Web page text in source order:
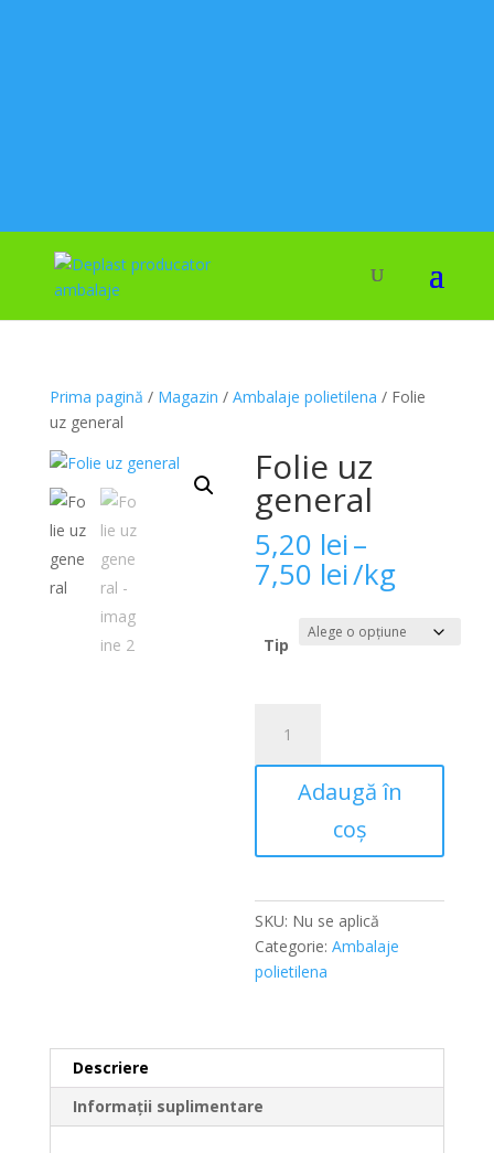
Prima pagină / Magazin / Ambalaje polietilena / Folie
uz general
Folie uz
general
5,20 lei–
7,50 leiInterval
de
prețuri:
5,20 lei
/kg
Tip
Folie
uz
generalAdaugă în
coș
SKU: Nu se aplică
Categorie:Ambalaje
polietilena
Descriere
Informații suplimentare